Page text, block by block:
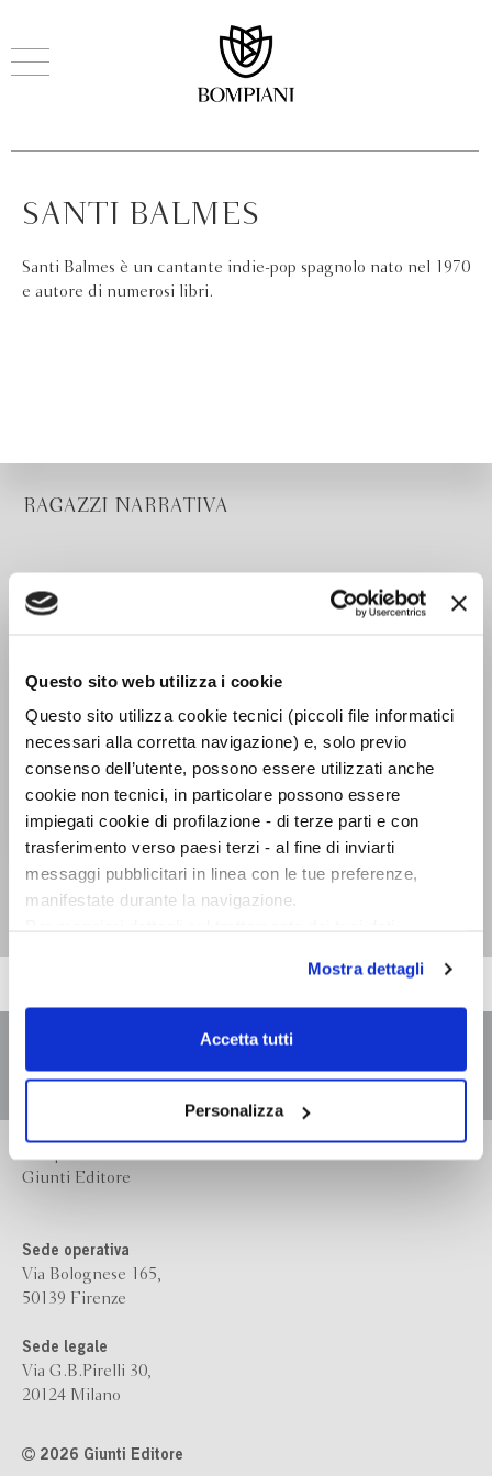
Questo sito web utilizza i cookie
Questo sito utilizza cookie tecnici (piccoli file informatici
necessari alla corretta navigazione) e, solo previo
consenso dell’utente, possono essere utilizzati anche
cookie non tecnici, in particolare possono essere
impiegati cookie di profilazione - di terze parti e con
trasferimento verso paesi terzi - al fine di inviarti
messaggi pubblicitari in linea con le tue preferenze,
manifestate durante la navigazione.
scelte privacy sui cookie, ti invitiamo a prendere visione
dell’informativa cookie.
Chiudendo il banner tramite la “X” prosegui la
dei soli cookie tecnici. Selezionando “Accetta tutti” presti
il tuo consenso alla profilazione che potrai revocare in
ogni momentoRevoca
Mostra dettagli
Accetta tutti
Personalizza
SANTI BALMES
Santi Balmes è un cantante indie-pop spagnolo nato nel 1970
e autore di numerosi libri.
RAGAZZI NARRATIVA
Ucciderò i mostri per te
Santi Balmes
Giunti Editore
Sede operativa
Via Bolognese 165,
50139 Firenze
Sede legale
Via G.B.Pirelli 30,
20124 Milano
2026 Giunti Editore